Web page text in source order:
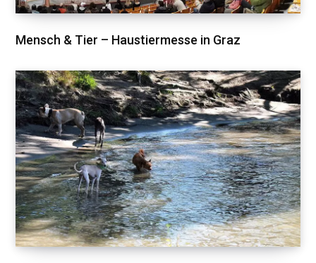
Mensch & Tier – Haustiermesse in Graz